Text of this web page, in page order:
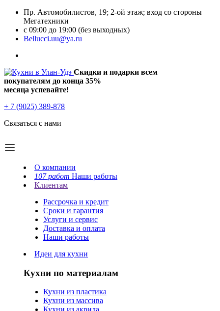
Пр. Автомобилистов, 19; 2-ой этаж; вход со стороны
Мегатехники
с 09:00 до 19:00 (без выходных)
Bellucci.uu@ya.ru
Скидки и подарки всем
покупателям до конца 35%
месяца успевайте!
+ 7 (9025) 389-878
Связаться с нами
О компании
107 работ Наши работы
Клиентам
Рассрочка и кредит
Сроки и гарантия
Услуги и сервис
Доставка и оплата
Наши работы
Идеи для кухни
Кухни по материалам
Кухни из пластика
Кухни из массива